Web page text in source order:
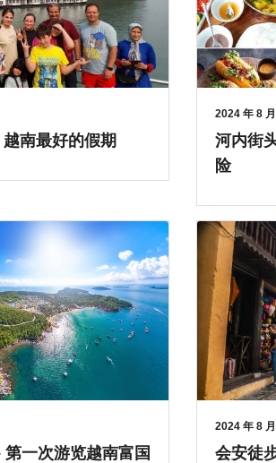
南最好的假期
2024 年 8
河内街
险
一次游览越南富国
2024 年 8 月
会安徒